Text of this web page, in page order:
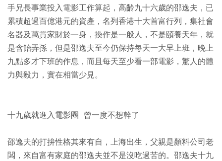
手兄長事業投入電影工作算起，高齡九十六歲的邵逸夫，已
累積超過百億港元的資產，名列香港十大首富行列，集社會
名器及萬貫家財於一身，換作是一般人，不是頤養天年，就
是含飴弄孫，但是邵逸夫至今仍保持每天一大早上班，晚上
九點多才下班的作息，而且每天至少看一部電影，驚人的體
力與毅力，實在相當少見。
十九歲就進入電影圈 曾一度不想幹了
邵逸夫的打拚性格其來有自，上海出生，父親是顏料公司老
闆，來自富有家庭的邵逸夫並不是沒吃過苦的。邵逸夫十九